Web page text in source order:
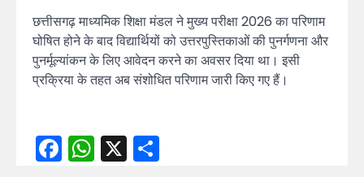
छत्तीसगढ़ माध्यमिक शिक्षा मंडल ने मुख्य परीक्षा 2026 का परिणाम
घोषित होने के बाद विद्यार्थियों को उत्तरपुस्तिकाओं की पुनर्गणना और
पुनर्मूल्यांकन के लिए आवेदन करने का अवसर दिया था। इसी
प्रक्रिया के तहत अब संशोधित परिणाम जारी किए गए हैं।
Facebook
WhatsApp
X